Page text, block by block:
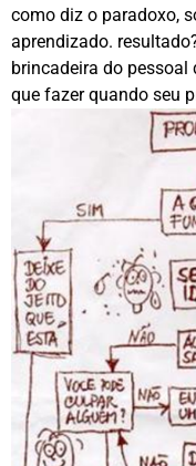
como diz o paradoxo,
aprendizado.
brincadeira do
que fazer quando seu